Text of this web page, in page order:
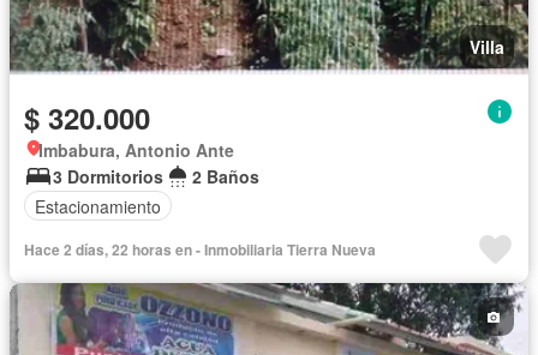
Villa
$ 320.000
Imbabura, Antonio Ante
3 Dormitorios
2 Baños
Estacionamiento
Hace 2 días, 22 horas en - Inmobiliaria Tierra Nueva